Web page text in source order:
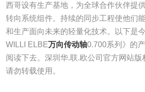
西哥设有生产基地，为全球合作伙伴提
转向系统组件。持续的同步工程使他们
和生产面向未来的轻量化技术。以下是
WILLI ELBE万向传动轴0.700系列》的
阅读下去。深圳华.联.欧公司官方网站版
请勿转载使用。